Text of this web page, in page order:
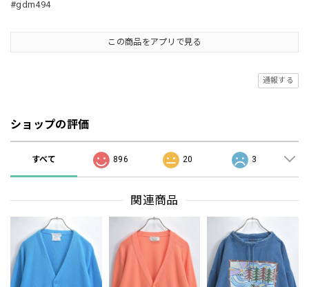
#gdm494
この商品をアプリで見る
通報する
ショップの評価
すべて 896 20 3
関連商品